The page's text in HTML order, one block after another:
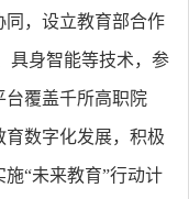
同，设立教育部合作
具身智能等技术，参
台覆盖千所高职院
数字化发展，积极
“未来教育”行动计